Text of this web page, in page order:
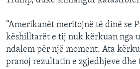
“Amerikanët meritojnë të dinë se
këshilltarët e tij nuk kërkuan nga
ndalem për një moment. Ata
pranoj rezultatin e zgjedhjeve dhe